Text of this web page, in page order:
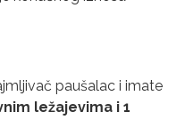
paušalac i imate
ležajevima i 1